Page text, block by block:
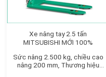
Xe nâng tay 2.5 tấn
MITSUBISHI MỚI 100%
Sức nâng 2.500 kg, chiều cao
nâng 200 mm, Thương hiệu